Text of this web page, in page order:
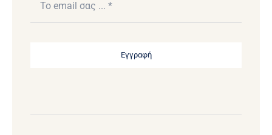
Εγγραφή